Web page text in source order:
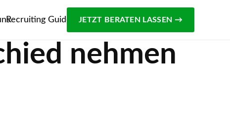
Recruiting Guide JETZT BERATEN LASSEN →
nehmen